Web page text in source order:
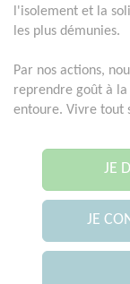
l'isolement et la
les plus démunies.
Par nos actions,
reprendre goût à
entoure. Vivre tout
JE
JE